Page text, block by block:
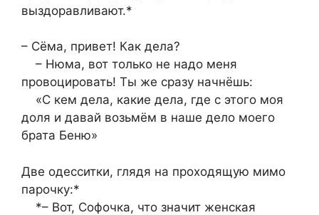
выздоравливают.*
– Сёма, привет! Как дела?
– Нюма, вот только не надо меня
провоцировать! Ты же сразу начнёшь:
«С кем дела, какие дела, где с этого моя
доля и давай возьмём в наше дело моего
брата Беню»
Две одесситки, глядя на проходящую мимо
парочку:*
*– Вот, Софочка, что значит женская